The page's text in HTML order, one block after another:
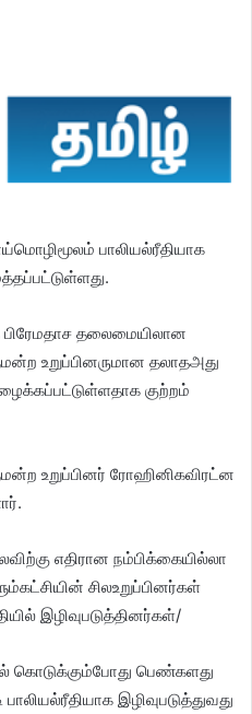
பாலியல்ரீதியாக
தலைமையிலான
உறுப்பினருமான தலாதஅது
குற்றம்
உறுப்பினர் ரோஹினிகவிரட்ன
எதிரான நம்பிக்கையில்லா
சிலஉறுப்பினர்கள்
இழிவுபடுத்தினர்கள்/
கொடுக்கும்போது பெண்களது
இழிவுபடுத்துவது